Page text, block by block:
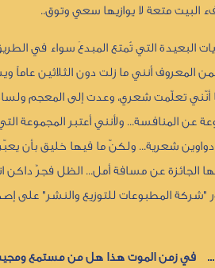
البيت متعة لا يوازيها سعي وتوق..
البعيدة التي تُمتع المبدعَ سواء في
أنني ما زلت دون الثلاثين عاماً
أنّني تعلّمت شعري، وعدت إلى المعجم
المنافسة... ولأنني أعتبر المجموعة
شعرية... ولكنّ ما فيها خليق بأن
الجائزة عن مسافة أمل... الظل فجرٌ
المطبوعات للتوزيع والنشر" على
... في زمن الموت هذا هل من مستمع